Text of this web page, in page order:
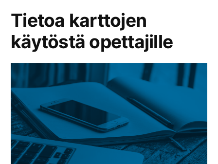
Tietoa karttojen
käytöstä opettajille